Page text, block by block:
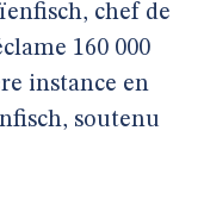
chef de
160 000
instance en
soutenu